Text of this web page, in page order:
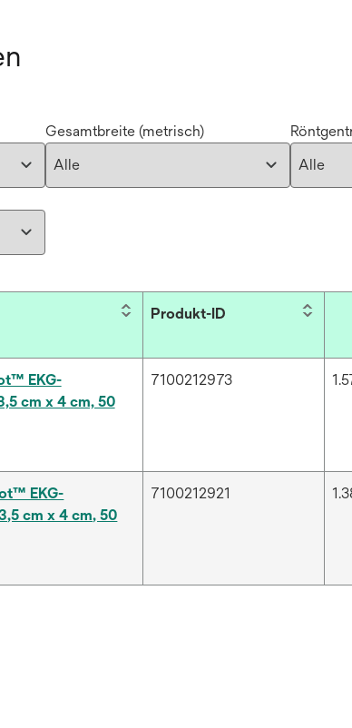
Gesamtbreite (metrisch)
Produkt-ID
EKG-
cm x 4 cm, 50
7100212973
EKG-
cm x 4 cm, 50
7100212921